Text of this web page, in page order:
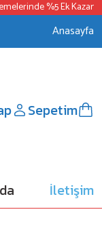
%5 Ek Kazanç
Anasayfa
Sepetim
İletişim